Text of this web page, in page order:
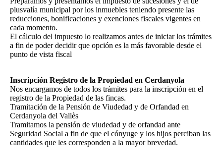
plusvalía municipal por los inmuebles teniendo presente las
reducciones, bonificaciones y exenciones fiscales vigentes en
cada momento.
El cálculo del impuesto lo realizamos antes de iniciar los trámites
a fin de poder decidir que opción es la más favorable desde el
punto de vista fiscal
Inscripción Registro de la Propiedad en Cerdanyola
Nos encargamos de todos los trámites para la inscripción en el
registro de la Propiedad de las fincas.
Tramitación de la Pensión de Viudedad y de Orfandad en
Cerdanyola del Vallès
Tramitamos la pensión de viudedad y de orfandad ante
Seguridad Social a fin de que el cónyuge y los hijos perciban las
cantidades que les corresponden a la mayor brevedad.